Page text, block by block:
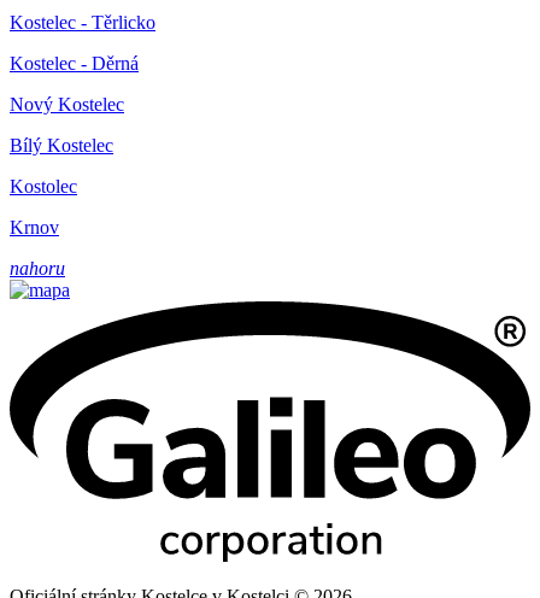
Kostelec - Těrlicko
Kostelec - Děrná
Nový Kostelec
Bílý Kostelec
Kostolec
Krnov
nahoru